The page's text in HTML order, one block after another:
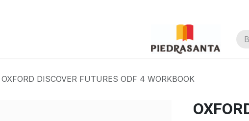
OXFORD DISCOVER FUTURES ODF 4 WORKBOOK